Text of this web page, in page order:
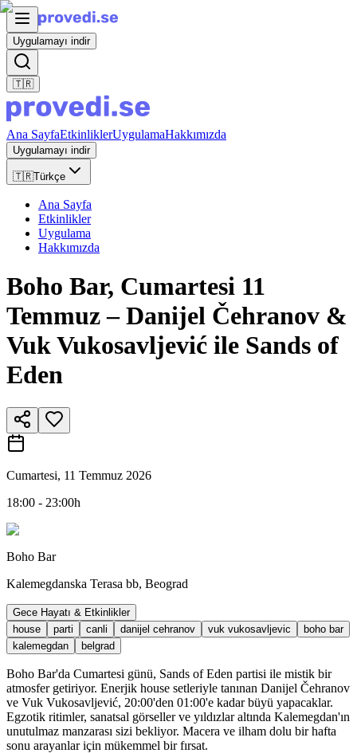
Uygulamayı indir
🇹🇷
Ana SayfaEtkinliklerUygulamaHakkımızda
Uygulamayı indir
🇹🇷Türkçe
Ana Sayfa
Etkinlikler
Uygulama
Hakkımızda
Boho Bar, Cumartesi 11
Temmuz – Danijel Čehranov &
Vuk Vukosavljević ile Sands of
Eden
Cumartesi, 11 Temmuz 2026
18:00 - 23:00h
Boho Bar
Kalemegdanska Terasa bb, Beograd
Gece Hayatı & Etkinlikler
house
parti canli danijel cehranov vuk vukosavljevic
boho bar
kalemegdan
belgrad
Boho Bar'da Cumartesi günü, Sands of Eden partisi ile mistik bir
atmosfer getiriyor. Enerjik house setleriyle tanınan Danijel Čehranov
ve Vuk Vukosavljević, 20:00'den 01:00'e kadar büyü yapacaklar.
Egzotik ritimler, sanatsal görseller ve yıldızlar altında Kalemegdan'ın
unutulmaz manzarası sizi bekliyor. Macera ve ilham dolu bir hafta
sonu arayanlar için mükemmel bir fırsat.